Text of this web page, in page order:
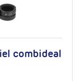
combideal